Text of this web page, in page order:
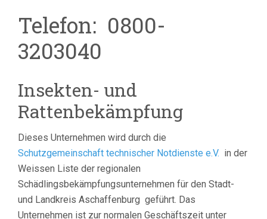
Telefon: 0800-
3203040
Insekten- und
Rattenbekämpfung
Dieses Unternehmen wird durch die
Schutzgemeinschaft technischer Notdienste e.V. in der
Weissen Liste der regionalen
Schädlingsbekämpfungsunternehmen für den Stadt-
und Landkreis Aschaffenburg geführt. Das
Unternehmen ist zur normalen Geschäftszeit unter